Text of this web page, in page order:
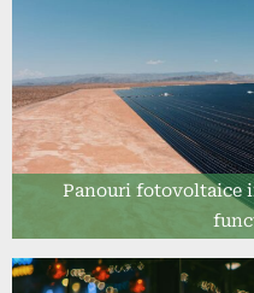
Panouri fotovoltaice